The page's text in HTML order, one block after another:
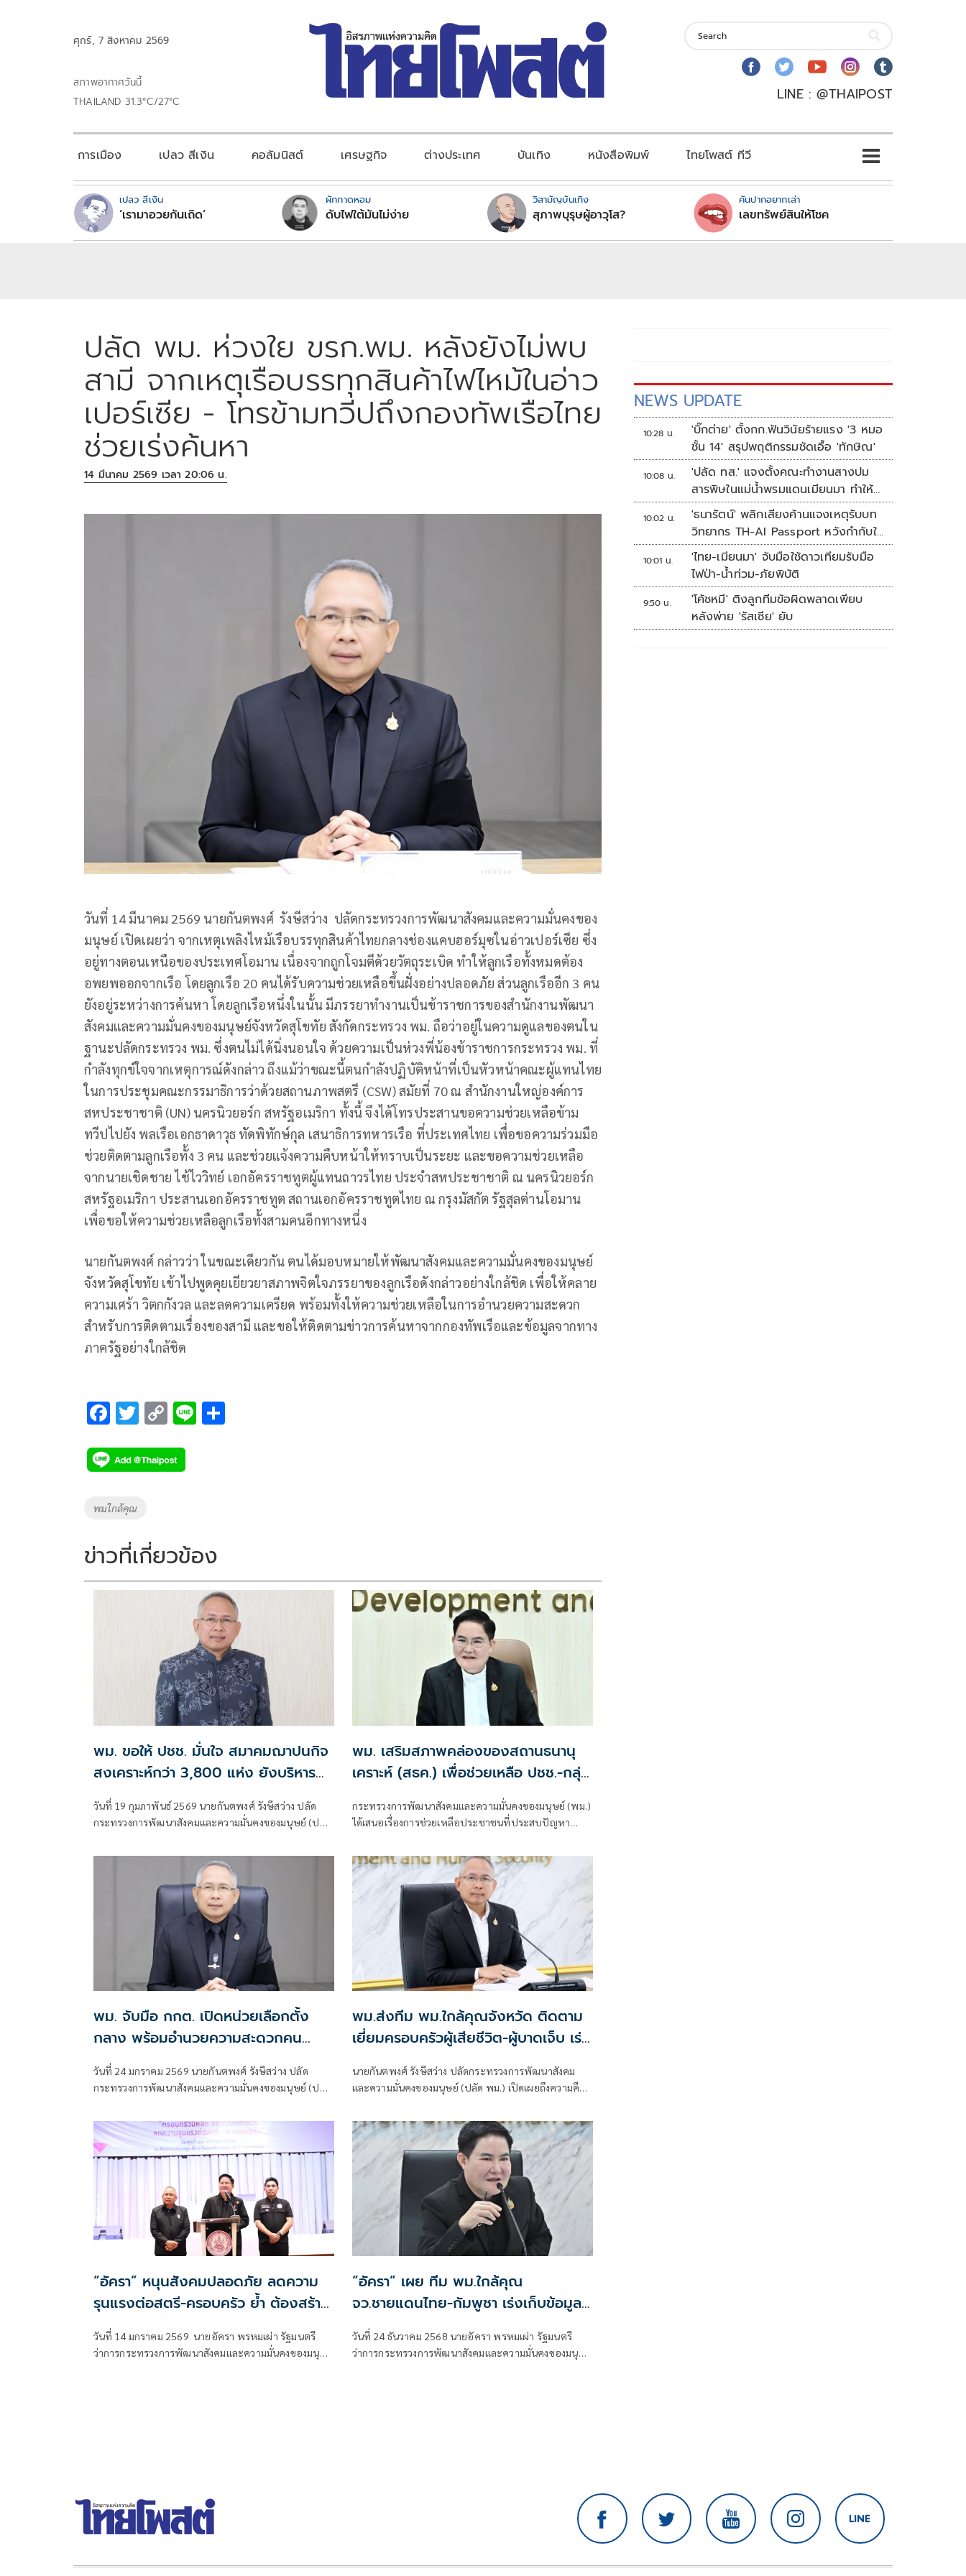
ศุกร์, 7 สิงหาคม 2569
สภาพอากาศวันนี้
THAILAND 31.3°C/27°C
LINE : @THAIPOST
การเมือง เปลว สีเงิน คอลัมนิสต์ เศรษฐกิจ ต่างประเทศ บันเทิง หนังสือพิมพ์ ไทยโพสต์ ทีวี
เปลว สีเงิน
‘เรามาอวยกันเถิด’
ผักกาดหอม
ดับไฟใต้มันไม่ง่าย
วิสามัญบันเทิง
สุภาพบุรุษผู้อาวุโส?
คันปากอยากเล่า
เลขทรัพย์สินให้โชค
ปลัด พม. ห่วงใย ขรก.พม. หลังยังไม่พบ
สามี จากเหตุเรือบรรทุกสินค้าไฟไหม้ในอ่าว
เปอร์เซีย - โทรข้ามทวีปถึงกองทัพเรือไทย
ช่วยเร่งค้นหา
14 มีนาคม 2569 เวลา 20:06 น.
วันที่ 14 มีนาคม 2569 นายกันตพงศ์ รังษีสว่าง ปลัดกระทรวงการพัฒนาสังคมและความมั่นคงของ
มนุษย์ เปิดเผยว่า จากเหตุเพลิงไหม้เรือบรรทุกสินค้าไทยกลางช่องแคบฮอร์มุซในอ่าวเปอร์เซีย ซึ่ง
อยู่ทางตอนเหนือของประเทศโอมาน เนื่องจากถูกโจมตีด้วยวัตถุระเบิด ทำให้ลูกเรือทั้งหมดต้อง
อพยพออกจากเรือ โดยลูกเรือ 20 คนได้รับความช่วยเหลือขึ้นฝั่งอย่างปลอดภัย ส่วนลูกเรืออีก 3 คน
ยังอยู่ระหว่างการค้นหา โดยลูกเรือหนึ่งในนั้น มีภรรยาทำงานเป็นข้าราชการของสำนักงานพัฒนา
สังคมและความมั่นคงของมนุษย์จังหวัดสุโขทัย สังกัดกระทรวง พม. ถือว่าอยู่ในความดูแลของตนใน
ฐานะปลัดกระทรวง พม. ซึ่งตนไม่ได้นิ่งนอนใจ ด้วยความเป็นห่วงพี่น้องข้าราชการกระทรวง พม. ที่
กำลังทุกข์ใจจากเหตุการณ์ดังกล่าว ถึงแม้ว่าขณะนี้ตนกำลังปฏิบัติหน้าที่เป็นหัวหน้าคณะผู้แทนไทย
ในการประชุมคณะกรรมาธิการว่าด้วยสถานภาพสตรี (CSW) สมัยที่ 70 ณ สำนักงานใหญ่องค์การ
สหประชาชาติ (UN) นครนิวยอร์ก สหรัฐอเมริกา ทั้งนี้ จึงได้โทรประสานขอความช่วยเหลือข้าม
ทวีปไปยัง พลเรือเอกธาดาวุธ ทัดพิทักษ์กุล เสนาธิการทหารเรือ ที่ประเทศไทย เพื่อขอความร่วมมือ
ช่วยติดตามลูกเรือทั้ง 3 คน และช่วยแจ้งความคืบหน้าให้ทราบเป็นระยะ และขอความช่วยเหลือ
จากนายเชิดชาย ไช้ไววิทย์ เอกอัครราชทูตผู้แทนถาวรไทย ประจำสหประชาชาติ ณ นครนิวยอร์ก
สหรัฐอเมริกา ประสานเอกอัครราชทูต สถานเอกอัครราชทูตไทย ณ กรุงมัสกัต รัฐสุลต่านโอมาน
เพื่อขอให้ความช่วยเหลือลูกเรือทั้งสามคนอีกทางหนึ่ง
นายกันตพงศ์ กล่าวว่า ในขณะเดียวกัน ตนได้มอบหมายให้พัฒนาสังคมและความมั่นคงของมนุษย์
จังหวัดสุโขทัย เข้าไปพูดคุยเยียวยาสภาพจิตใจภรรยาของลูกเรือดังกล่าวอย่างใกล้ชิด เพื่อให้คลาย
ความเศร้า วิตกกังวล และลดความเครียด พร้อมทั้งให้ความช่วยเหลือในการอำนวยความสะดวก
สำหรับการติดตามเรื่องของสามี และขอให้ติดตามข่าวการค้นหาจากกองทัพเรือและข้อมูลจากทาง
ภาครัฐอย่างใกล้ชิด
F
e
b
o
k
T
tt
er
C
p
y
k
Li
Tags
พมใกล้คุณ
ข่าวที่เกี่ยวข้อง
พม. ขอให้ ปชช. มั่นใจ สมาคมฌาปนกิจ
สงเคราะห์กว่า 3,800 แห่ง ยังบริหาร
งานเข้มแข็ง ย้ำ ถูกยกเลิกแค่ 10 แห่ง
วันที่ 19 กุมภาพันธ์ 2569 นายกันตพงศ์ รังษีสว่าง ปลัด
กระทรวงการพัฒนาสังคมและความมั่นคงของมนุษย์ (ปลัด
สมาคมฌาปนกิจสงเคราะห์ในขณะนี้ ว่า ปัจจุบันทั่ว
ประเทศมีสมาคมฌาปนกิจสงเคราะห์ที่จดทะเบียนถูกต้อง
และดำเนินกิจการได้ตามปกติจำนวน 3,839 แห่ง ซึ่งส่วน
ใหญ่ยังคงมีความเข้มแข็ง มีสมาชิกและคณะกรรมการ
บริหารสมาคมฌาปนกิจสงเคราะห์ที่ดำเนินงานอยู่
พม. เสริมสภาพคล่องของสถานธนานุ
เคราะห์ (สธค.) เพื่อช่วยเหลือ ปชช.-กลุ่ม
เปราะบาง ที่เดือดร้อนการเงิน
กระทรวงการพัฒนาสังคมและความมั่นคงของมนุษย์ (พม.)
ได้เสนอเรื่องการช่วยเหลือประชาชนที่ประสบปัญหา
น้อย ผ่านการขับเคลื่อนงานของสำนักงานธนานุเคราะห์
(สธค.) ซึ่งเป็นโรงรับจำนำของรัฐเพื่อสังคม ภายใต้การ
กำกับดูแลของกรมพัฒนาสังคมและสวัสดิการ กระทรวง
พม. จับมือ กกต. เปิดหน่วยเลือกตั้ง
กลาง พร้อมอำนวยความสะดวกคน
พิการ ผู้สูงอายุ - ปลัด พม. เชิญชวน
ออกมาใช้สิทธิเลือกตั้ง 1 และ 8 ก.พ. 6
วันที่ 24 มกราคม 2569 นายกันตพงศ์ รังษีสว่าง ปลัด
กระทรวงการพัฒนาสังคมและความมั่นคงของมนุษย์ (ปลัด
ตั้งสมาชิกสภาผู้แทนราษฎร (สส.) เป็นการทั่วไป และการ
ออกเสียงประชามติเพื่อให้ความเห็นชอบการจัดทำ
รัฐธรรมนูญฉบับใหม่
พม.ส่งทีม พม.ใกล้คุณจังหวัด ติดตาม
เยี่ยมครอบครัวผู้เสียชีวิต-ผู้บาดเจ็บ เร่ง
สังคม
นายกันตพงศ์ รังษีสว่าง ปลัดกระทรวงการพัฒนาสังคม
และความมั่นคงของมนุษย์ (ปลัด พม.) เปิดเผยถึงความคืบ
เครนก่อสร้างโครงการรถไฟความเร็วสูง หล่นลงมาทับ
ขบวนรถไฟในพื้นที่อำเภอสีคิ้ว จังหวัดนครราชสีมา เมื่อวัน
ที่ 14 ม.ค. 69
“อัครา” หนุนสังคมปลอดภัย ลดความ
รุนแรงต่อสตรี-ครอบครัว ย้ำ ต้องสร้าง
ภูมิคุ้มกันด้วยวินัยการเงิน
วันที่ 14 มกราคม 2569 นายอัครา พรหมเผ่า รัฐมนตรี
ว่าการกระทรวงการพัฒนาสังคมและความมั่นคงของมนุษย์
“อัครา” เผย ทีม พม.ใกล้คุณ
จว.ชายแดนไทย-กัมพูชา เร่งเก็บข้อมูล
กลุ่มเปราะบาง เข้าระบบ MSO-
Logbook - พม. Smart พร้อมช่วย
วันที่ 24 ธันวาคม 2568 นายอัครา พรหมเผ่า รัฐมนตรี
ว่าการกระทรวงการพัฒนาสังคมและความมั่นคงของมนุษย์
NEWS UPDATE
10:28 น.
'บิ๊กต่าย' ตั้งกก.ฟันวินัยร้ายแรง '3 หมอ
ชั้น 14' สรุปพฤติกรรมชัดเอื้อ 'ทักษิณ'
10:08 น.
'ปลัด ทส.' แจงตั้งคณะทำงานสางปม
สารพิษในแม่น้ำพรมแดนเมียนมา ทำให้
แก้ปัญหารวดเร็ว
10:02 น.
'ธนารัตน์' พลิกเสียงค้านแจงเหตุรับบท
วิทยากร TH-AI Passport หวังกำกับใช้
งบเหมาะสม ชูจุดเด่นคนไทยได้ใช้ AI
ระดับโปร ลดเหลื่อมล้ำทางเทคโนโลยี
เซฟงบไปกว่า900ล้าน เชื่อหากใช้เต็มที่
เอกชนขาดทุนย่อยยับ
10:01 น.
'ไทย-เมียนมา' จับมือใช้ดาวเทียมรับมือ
ไฟป่า-น้ำท่วม-ภัยพิบัติ
9:50 น.
'โค้ชหมี' ติงลูกทีมข้อผิดพลาดเพียบ
หลังพ่าย 'รัสเซีย' ยับ